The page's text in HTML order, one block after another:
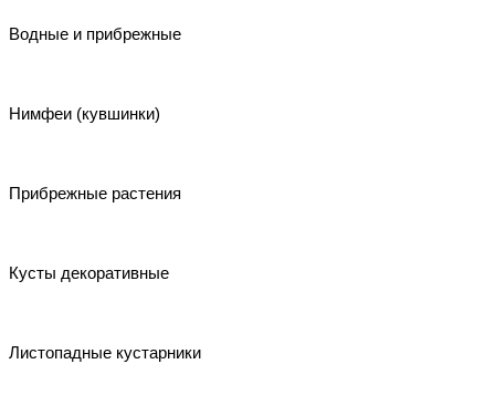
Водные и прибрежные
Нимфеи (кувшинки)
Прибрежные растения
Кусты декоративные
Листопадные кустарники